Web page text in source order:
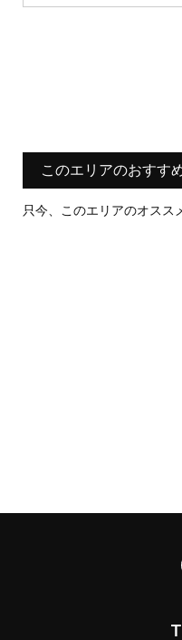
このエリアのおすす
只今、このエリアのオスス